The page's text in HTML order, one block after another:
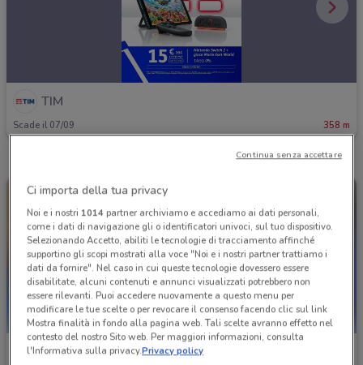
TIM
Scade il 07/09 358 m
TIM
Ci importa della tua privacy
Noi e i nostri 1014partner archiviamo e accediamo ai dati personali,
come i dati di navigazione gli o identificatori univoci, sul tuo dispositivo.
Selezionando Accetto, abiliti le tecnologie di tracciamento affinché
supportino gli scopi mostrati alla voce "Noi e i nostri partner trattiamo i
dati da fornire". Nel caso in cui queste tecnologie dovessero essere
disabilitate, alcuni contenuti e annunci visualizzati potrebbero non
essere rilevanti. Puoi accedere nuovamente a questo menu per
modificare le tue scelte o per revocare il consenso facendo clic sul link
Mostra finalità in fondo alla pagina web. Tali scelte avranno effetto nel
contesto del nostro Sito web. Per maggiori informazioni, consulta
l'Informativa sulla privacy.Privacy policy
Continua senza accettare